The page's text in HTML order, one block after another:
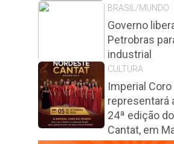
BRASIL/MUNDO
Governo
Petrobras
industrial
CULTURA
Imperial
representará
24ª edição
Cantat, em